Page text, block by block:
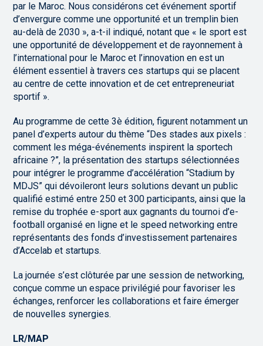
par le Maroc. Nous considérons cet événement sportif
d’envergure comme une opportunité et un tremplin bien
au-delà de 2030 », a-t-il indiqué, notant que « le sport est
une opportunité de développement et de rayonnement à
l’international pour le Maroc et l’innovation en est un
élément essentiel à travers ces startups qui se placent
au centre de cette innovation et de cet entrepreneuriat
sportif ».
Au programme de cette 3è édition, figurent notamment un
panel d’experts autour du thème “Des stades aux pixels :
comment les méga-événements inspirent la sportech
africaine ?”, la présentation des startups sélectionnées
pour intégrer le programme d’accélération “Stadium by
MDJS” qui dévoileront leurs solutions devant un public
qualifié estimé entre 250 et 300 participants, ainsi que la
remise du trophée e-sport aux gagnants du tournoi d’e-
football organisé en ligne et le speed networking entre
représentants des fonds d’investissement partenaires
d’Accelab et startups.
La journée s’est clôturée par une session de networking,
conçue comme un espace privilégié pour favoriser les
échanges, renforcer les collaborations et faire émerger
de nouvelles synergies.
LR/MAP